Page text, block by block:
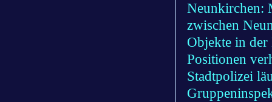
Neunkirchen:
zwischen
Objekte in der
Positionen
Stadtpolizei